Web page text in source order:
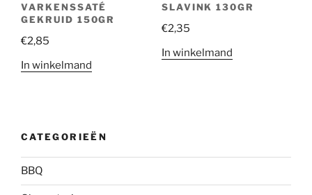
VARKENSSATÉ
GEKRUID 150GR
€2,85
In winkelmand
SLAVINK 130GR
€2,35
In winkelmand
CATEGORIEËN
BBQ